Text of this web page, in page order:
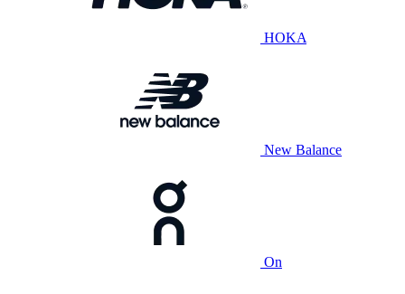
HOKA
New Balance
On